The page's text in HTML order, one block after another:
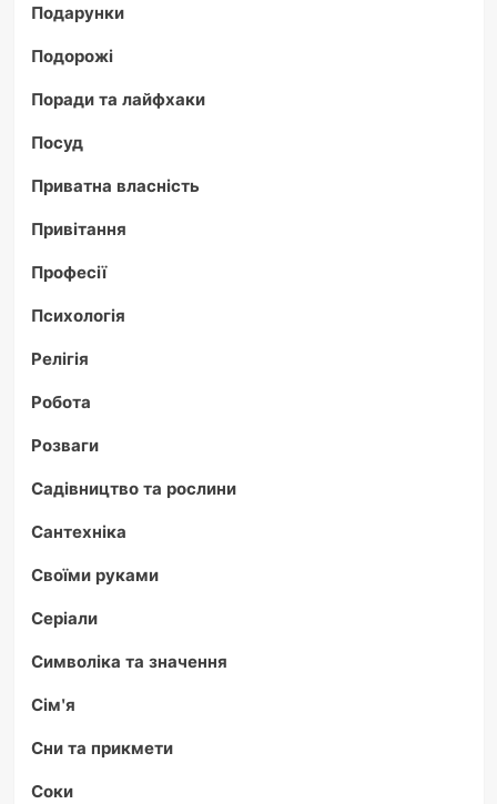
Подарунки
Подорожі
Поради та лайфхаки
Посуд
Приватна власність
Привітання
Професії
Психологія
Релігія
Робота
Розваги
Садівництво та рослини
Сантехніка
Своїми руками
Серіали
Символіка та значення
Сім'я
Сни та прикмети
Соки